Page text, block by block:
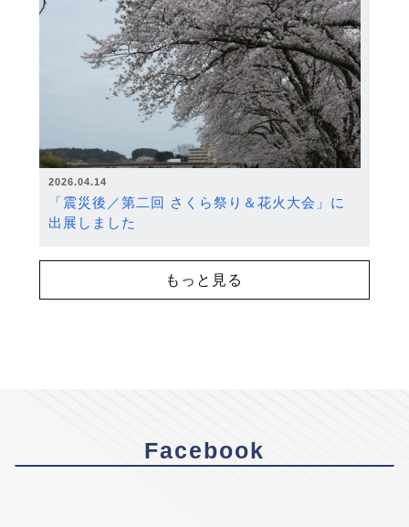
2026.04.14
「震災後／第二回 さくら祭り＆花火大会」に
出展しました
もっと見る
Facebook